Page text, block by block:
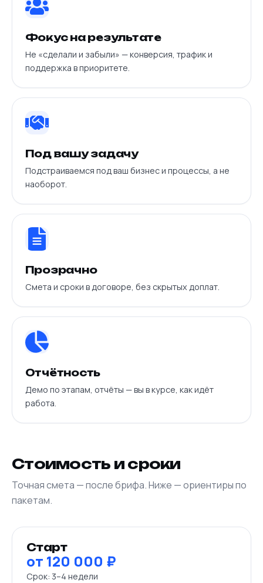
Фокус на результате
Не «сделали и забыли» — конверсия, трафик и
поддержка в приоритете.
Под вашу задачу
Подстраиваемся под ваш бизнес и процессы, а не
наоборот.
Прозрачно
Смета и сроки в договоре, без скрытых доплат.
Отчётность
Демо по этапам, отчёты — вы в курсе, как идёт
работа.
Стоимость и сроки
Точная смета — после брифа. Ниже — ориентиры по
пакетам.
Старт
от 120 000 ₽
Срок: 3–4 недели